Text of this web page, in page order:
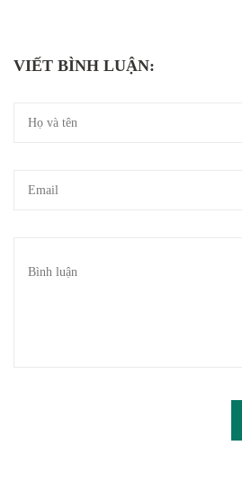
VIẾT BÌNH LUẬN: